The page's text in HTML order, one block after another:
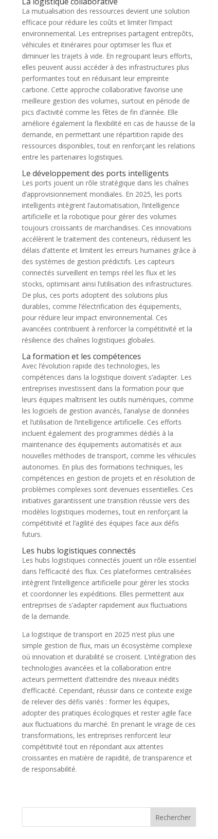
La mutualisation des ressources devient une solution
efficace pour réduire les coûts et limiter l’impact
environnemental. Les entreprises partagent entrepôts,
véhicules et itinéraires pour optimiser les flux et
diminuer les trajets à vide. En regroupant leurs efforts,
elles peuvent aussi accéder à des infrastructures plus
performantes tout en réduisant leur empreinte
carbone. Cette approche collaborative favorise une
meilleure gestion des volumes, surtout en période de
pics d’activité comme les fêtes de fin d’année. Elle
améliore également la flexibilité en cas de hausse de la
demande, en permettant une répartition rapide des
ressources disponibles, tout en renforçant les relations
entre les partenaires logistiques.
Le développement des ports intelligents
Les ports jouent un rôle stratégique dans les chaînes
d’approvisionnement mondiales. En 2025, les ports
intelligents intègrent l’automatisation, l’intelligence
artificielle et la robotique pour gérer des volumes
toujours croissants de marchandises. Ces innovations
accélèrent le traitement des conteneurs, réduisent les
délais d’attente et limitent les erreurs humaines grâce à
des systèmes de gestion prédictifs. Les capteurs
connectés surveillent en temps réel les flux et les
stocks, optimisant ainsi l’utilisation des infrastructures.
De plus, ces ports adoptent des solutions plus
durables, comme l’électrification des équipements,
pour réduire leur impact environnemental. Ces
avancées contribuent à renforcer la compétitivité et la
résilience des chaînes logistiques globales.
La formation et les compétences
Avec l’évolution rapide des technologies, les
compétences dans la logistique doivent s’adapter. Les
entreprises investissent dans la formation pour que
leurs équipes maîtrisent les outils numériques, comme
les logiciels de gestion avancés, l’analyse de données
et l’utilisation de l’intelligence artificielle. Ces efforts
incluent également des programmes dédiés à la
maintenance des équipements automatisés et aux
nouvelles méthodes de transport, comme les véhicules
autonomes. En plus des formations techniques, les
compétences en gestion de projets et en résolution de
problèmes complexes sont devenues essentielles. Ces
initiatives garantissent une transition réussie vers des
modèles logistiques modernes, tout en renforçant la
compétitivité et l’agilité des équipes face aux défis
futurs.
Les hubs logistiques connectés
Les hubs logistiques connectés jouent un rôle essentiel
dans l’efficacité des flux. Ces plateformes centralisées
intègrent l’intelligence artificielle pour gérer les stocks
et coordonner les expéditions. Elles permettent aux
entreprises de s’adapter rapidement aux fluctuations
de la demande.
La logistique de transport en 2025 n’est plus une
simple gestion de flux, mais un écosystème complexe
où innovation et durabilité se croisent. L’intégration des
technologies avancées et la collaboration entre
acteurs permettent d’atteindre des niveaux inédits
d’efficacité. Cependant, réussir dans ce contexte exige
de relever des défis variés : former les équipes,
adopter des pratiques écologiques et rester agile face
aux fluctuations du marché. En prenant le virage de ces
transformations, les entreprises renforcent leur
compétitivité tout en répondant aux attentes
croissantes en matière de rapidité, de transparence et
de responsabilité.